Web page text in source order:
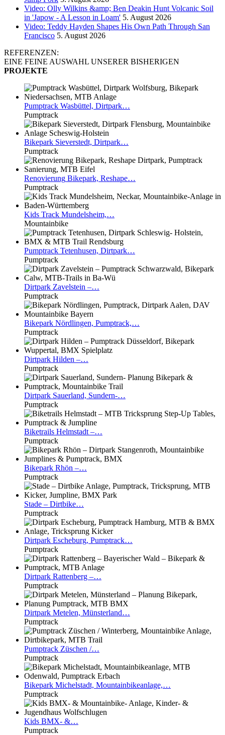
Video: Olly Wilkins &amp; Ben Deakin Hunt Volcanic Soil
in 'Japow - A Lesson in Loam' 5. August 2026
Video: Teddy Hayden Shapes His Own Path Through San
Francisco 5. August 2026
REFERENZEN:
EINE FEINE AUSWAHL UNSERER BISHERIGEN
PROJEKTE
Pumptrack Wasbüttel, Dirtpark…
Pumptrack
Bikepark Sieverstedt, Dirtpark…
Pumptrack
Renovierung Bikepark, Reshape…
Pumptrack
Kids Track Mundelsheim,…
Mountainbike
Pumptrack Tetenhusen, Dirtpark…
Pumptrack
Dirtpark Zavelstein –…
Pumptrack
Bikepark Nördlingen, Pumptrack,…
Pumptrack
Dirtpark Hilden –…
Pumptrack
Dirtpark Sauerland, Sundern-…
Pumptrack
Biketrails Helmstadt –…
Pumptrack
Bikepark Rhön –…
Pumptrack
Stade – Dirtbike…
Pumptrack
Dirtpark Escheburg, Pumptrack…
Pumptrack
Dirtpark Rattenberg –…
Pumptrack
Dirtpark Metelen, Münsterland…
Pumptrack
Pumptrack Züschen /…
Pumptrack
Bikepark Michelstadt, Mountainbikeanlage,…
Pumptrack
Kids BMX- &…
Pumptrack